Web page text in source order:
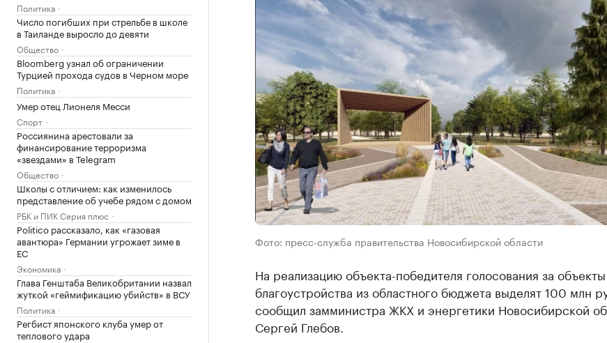
Политика
Число погибших при стрельбе в школе
в Таиланде выросло до девяти
Общество
Bloomberg узнал об ограничении
Турцией прохода судов в Черном море
Политика
Умер отец Лионеля Месси
Спорт
Россиянина арестовали за
финансирование терроризма
«звездами» в Telegram
Общество
Школы с отличием: как изменилось
представление об учебе рядом с домом
РБК и ПИК Серия плюс
Politico рассказало, как «газовая
авантюра» Германии угрожает зиме в
ЕС
Экономика
Глава Генштаба Великобритании назвал
жуткой «геймификацию убийств» в ВСУ
Политика
Регбист японского клуба умер от
теплового удара
Фото: пресс-служба правительства Новосибирской области
На реализацию объекта-победителя голосования за объекты
благоустройства из областного бюджета выделят 100 млн
сообщил замминистра ЖКХ и энергетики Новосибирской
Сергей Глебов.